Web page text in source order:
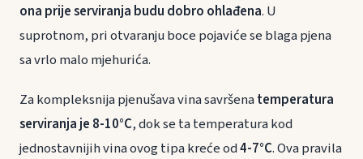
ona prije serviranja budu dobro ohlađena. U
suprotnom, pri otvaranju boce pojaviće se blaga pjena
sa vrlo malo mjehurića.
Za kompleksnija pjenušava vina savršenatemperatura
serviranja je 8-10°C, dok se ta temperatura kod
jednostavnijih vina ovog tipa kreće od4-7°C. Ova pravila